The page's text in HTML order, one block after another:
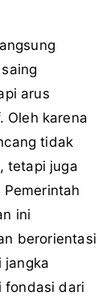
arus
Oleh karena
tidak
tetapi juga
ini
berorientasi
jangka
fondasi dari